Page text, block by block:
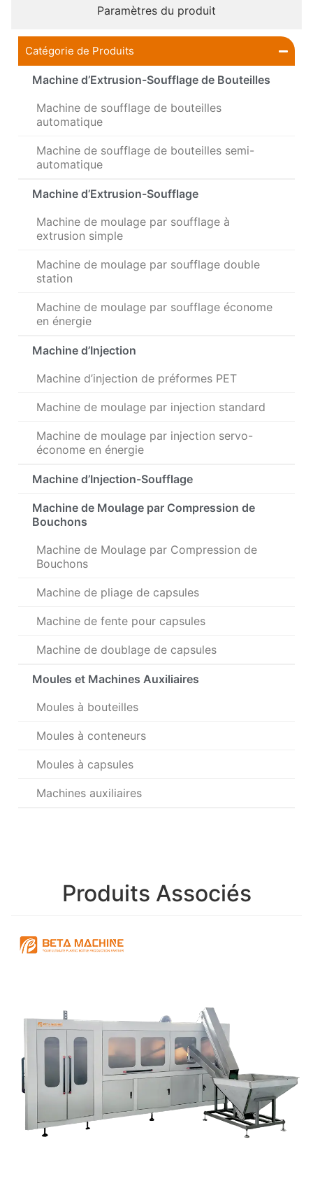
Catégorie de Produits
Machine d’Extrusion-Soufflage de Bouteilles
Machine de soufflage de bouteilles
automatique
Machine de soufflage de bouteilles semi-
automatique
Machine d’Extrusion-Soufflage
Machine de moulage par soufflage à
extrusion simple
Machine de moulage par soufflage double
station
Machine de moulage par soufflage économe
en énergie
Machine d’Injection
Machine d’injection de préformes PET
Machine de moulage par injection standard
Machine de moulage par injection servo-
économe en énergie
Machine d’Injection-Soufflage
Machine de Moulage par Compression de
Bouchons
Machine de Moulage par Compression de
Bouchons
Machine de pliage de capsules
Machine de fente pour capsules
Machine de doublage de capsules
Moules et Machines Auxiliaires
Moules à bouteilles
Moules à conteneurs
Moules à capsules
Machines auxiliaires
Paramètres du produit
Produits Associés